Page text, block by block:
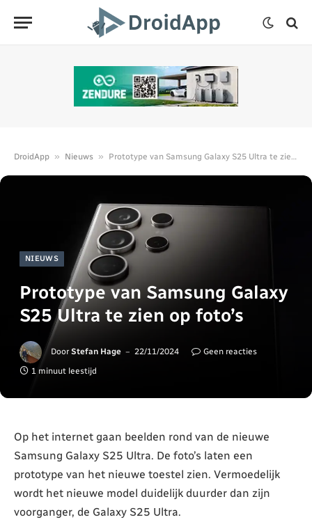
DroidApp » Nieuws » Prototype van Samsung Galaxy S25 Ultra te zien op foto’s
NIEUWS
Prototype van Samsung Galaxy
S25 Ultra te zien op foto’s
Door Stefan Hage 22/11/2024
Geen reacties
1 minuut leestijd
Op het internet gaan beelden rond van de nieuwe
Samsung Galaxy S25 Ultra. De foto’s laten een
prototype van het nieuwe toestel zien. Vermoedelijk
wordt het nieuwe model duidelijk duurder dan zijn
voorganger, de Galaxy S25 Ultra.